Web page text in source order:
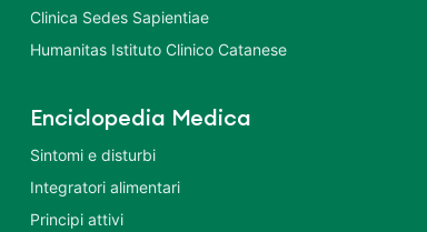
Clinica Sedes Sapientiae
Humanitas Istituto Clinico Catanese
Enciclopedia Medica
Sintomi e disturbi
Integratori alimentari
Principi attivi